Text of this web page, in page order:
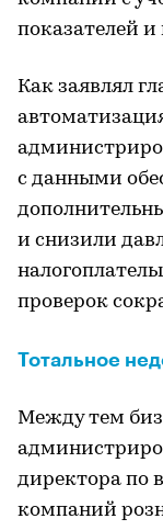
показателей
Как заявлял
с данными
и снизили
проверок
Тотальное
Между тем
директора по
компаний